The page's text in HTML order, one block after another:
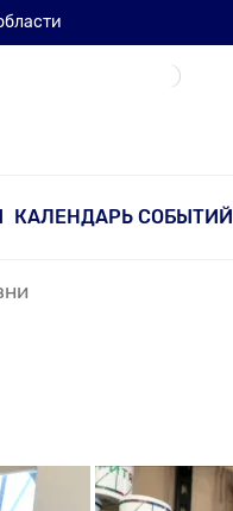
КАЛЕНДАРЬ СОБЫТИЙ